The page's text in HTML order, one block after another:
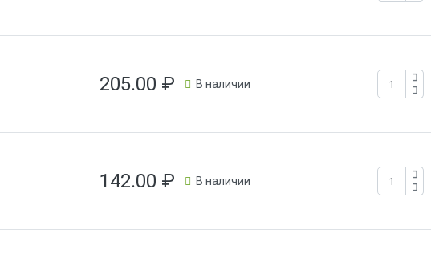
205.00 ₽ В наличии
142.00 ₽ В наличии